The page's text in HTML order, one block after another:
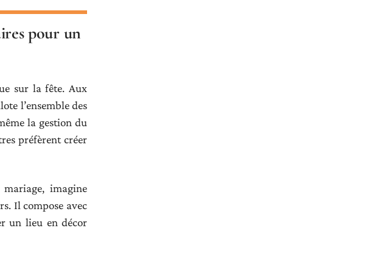
pour un
sur la fête. Aux
l’ensemble des
la gestion du
préfèrent créer
imagine
Il compose avec
un lieu en décor